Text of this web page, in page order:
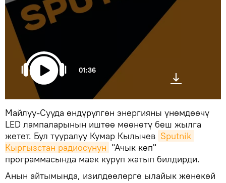
01:36
Майлуу-Сууда өндүрүлгөн энергияны үнөмдөөчү
LED лампаларынын иштөө мөөнөтү беш жылга
жетет. Бул тууралуу Кумар Кылычев Sputnik
Кыргызстан радиосунун "Ачык кеп"
программасында маек куруп жатып билдирди.
Анын айтымында, изилдөөлөргө ылайык жөнөкөй